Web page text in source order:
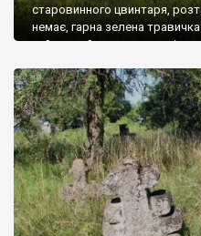
старовинного цвинтаря,
немає, гарна зелена
найкращий регулятор
бруньками, кози ті бруньки
делікатес. На цвинтарі у
різноманітних форм